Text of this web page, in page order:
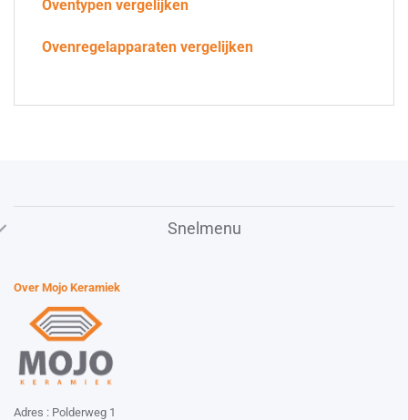
Oventypen vergelijken
Ovenregelapparaten vergelijken
Snelmenu
Over Mojo Keramiek
Adres : Polderweg 1